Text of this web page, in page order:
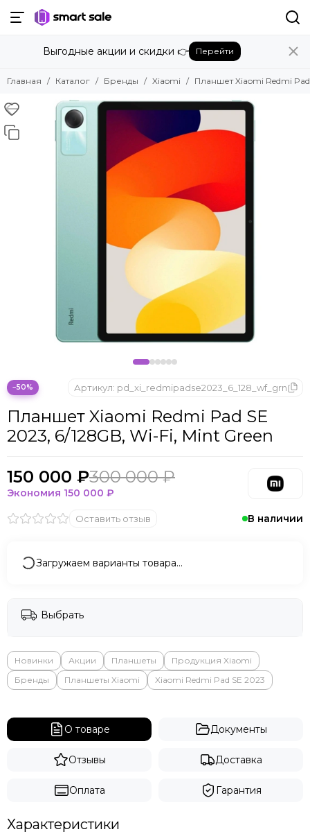
Назад
Бренды
Amazon
Apple
Bose
Nintendo
ONYX BOOX
Oukitel
Pico
POCO
Sony
Valve
Whoop
ZTE
Выгодные акции и скидки 👉 Перейти
Главная Каталог Бренды Xiaomi Планшет Xiaomi Redmi
−50%
В наличии
Планшет Xiaomi Redmi Pad SE
2023, 6/128GB, Wi-Fi, Mint Green
Артикул: pd_xi_redmipadse2023_6_128_wf_grn
Оставить отзыв
150 000 ₽300 000 ₽
Экономия 150 000 ₽
Загружаем варианты товара…
Выбрать
Новинки Акции Планшеты
Продукция Xiaomi
Бренды
Планшеты Xiaomi Xiaomi Redmi Pad SE 2023
О товаре Документы
Отзывы Доставка
Оплата Гарантия
Характеристики